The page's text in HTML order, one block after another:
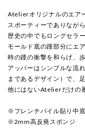
Atelierオリジナルのエア
スポーティーでありなが
歴史の中でもロングセラ
モールド底の踵部分にエ
時の踵の衝撃を和らげ、
アッパーはシンプルな流
まであるデザイン）で、
他にはないAtelierだけの
※フレンチパイル貼り中
※2mm高反発スポンジ